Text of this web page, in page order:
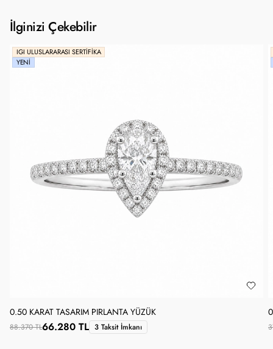
İlginizi Çekebilir
IGI ULUSLARARASI SERTIFIKA
YENI
0.50 KARAT TASARIM PIRLANTA YÜZÜK
88.370 TL66.280 TL 3 Taksit İmkanı